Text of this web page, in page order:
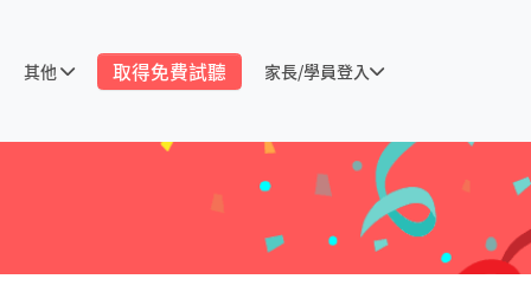
取得免費試聽 家長/學員登入
其他